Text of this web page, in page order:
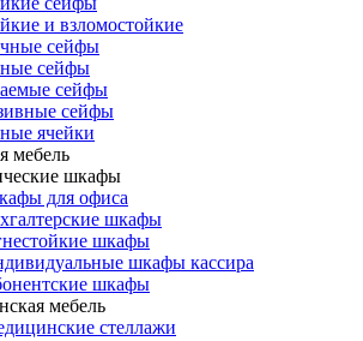
и взломостойкие
сейфы
сейфы
сейфы
сейфы
ячейки
мебель
шкафы
для офиса
шкафы
шкафы
шкафы кассира
шкафы
мебель
стеллажи